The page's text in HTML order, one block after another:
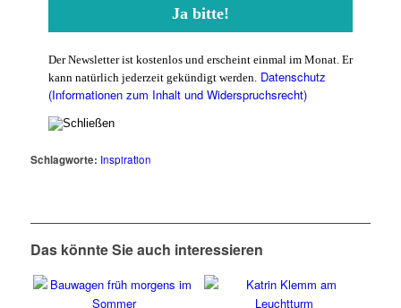
Der Newsletter ist kostenlos und erscheint einmal im Monat. Er
kann natürlich jederzeit gekündigt werden. Datenschutz
(Informationen zum Inhalt und Widerspruchsrecht)
Schlagworte: Inspiration
Das könnte Sie auch interessieren